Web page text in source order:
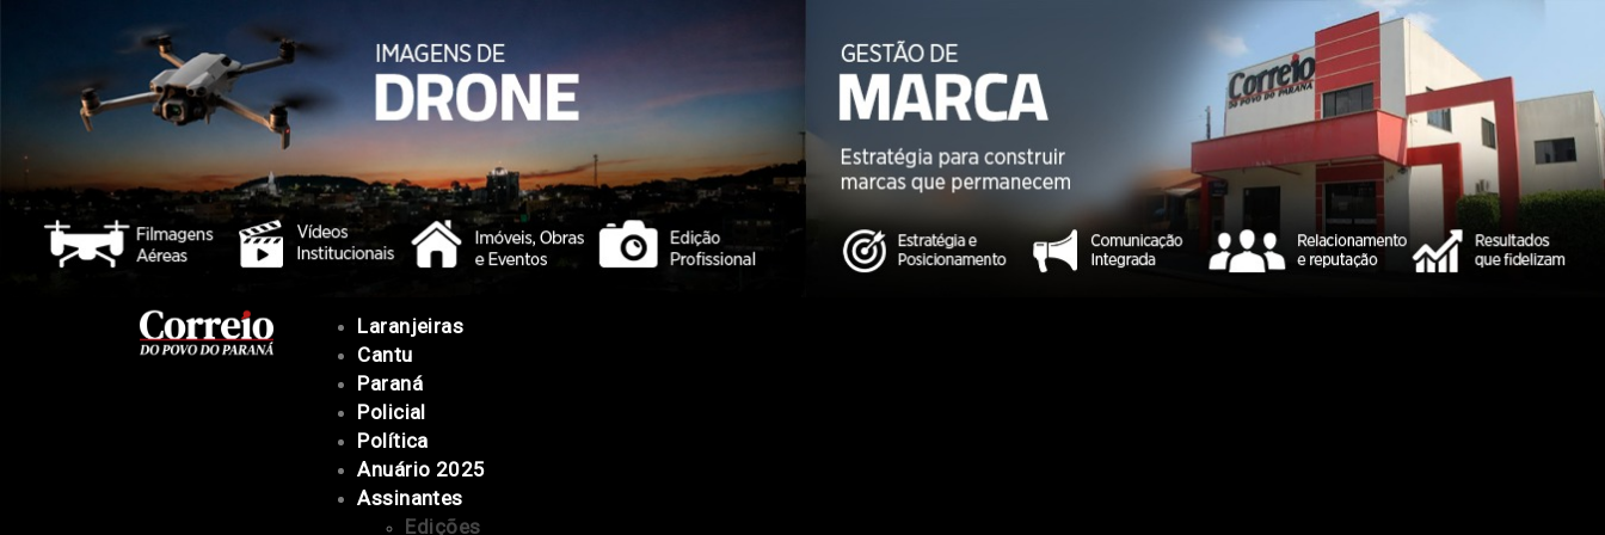
Laranjeiras
Cantu
Paraná
Policial
Política
Anuário 2025
Assinantes
Edições